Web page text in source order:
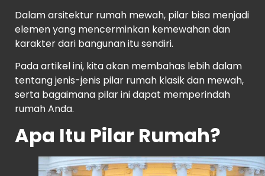
Dalam arsitektur rumah mewah, pilar bisa menjadi
elemen yang mencerminkan kemewahan dan
karakter dari bangunan itu sendiri.
Pada artikel ini, kita akan membahas lebih dalam
tentang jenis-jenis pilar rumah klasik dan mewah,
serta bagaimana pilar ini dapat memperindah
rumah Anda.
Apa Itu Pilar Rumah?